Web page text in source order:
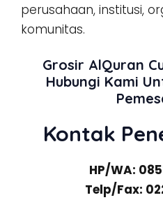
perusahaan, institusi,
komunitas.
Grosir AlQuran
Hubungi Kami
Kontak
HP/WA:
Telp/Fax: